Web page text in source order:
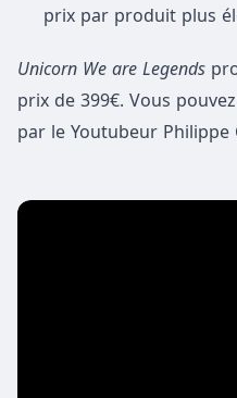
prix par produit plus
Unicorn We are Legends
prix de 399€. Vous
par le Youtubeur Philippe